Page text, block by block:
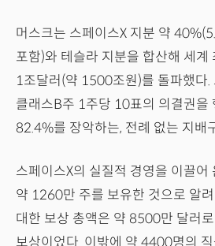
머스크는 스페이스X 지분 약
포함)와 테슬라 지분을 합산해 세계
1조달러(약 1500조원)를 돌파했다.
클래스B주 1주당 10표의 의결권을
82.4%를 장악하는, 전례 없는 지배
스페이스X의 실질적 경영을 이끌어
약 1260만 주를 보유한 것으로 알
대한 보상 총액은 약 8500만 달러
보상이었다. 이밖에 약 4400명의